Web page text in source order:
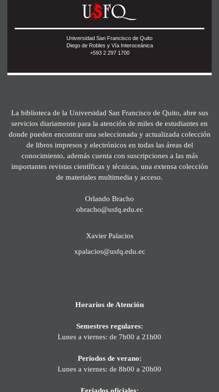
Universidad San Francisco de Quito
Diego de Robles y Vía Interoceánica
+593 2 297 1700
La biblioteca de la Universidad San Francisco de Quito, abre sus
servicios diariamente para la atención de miles de estudiantes en
donde pueden encontrar una seleccionada y actualizada colección
de libros impresos y electrónicos en todas las áreas del
conocimiento, además cuenta con suscripciones a las más
importantes revistas científicas y técnicas, una extensa colección
de materiales multimedia y acceso.
Orlando Bracho
obracho@usfq.edu.ec
Xavier Palacios
xpalacios@usfq.edu.ec
Horarios de Atención
Semestres regulares:
Lunes a viernes: de 7h00 a 21h00
Períodos de verano:
Lunes a viernes: de 8h00 a 20h00
Feriados oficiales: